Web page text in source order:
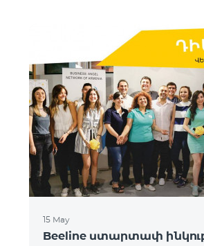
15 May
Beeline ստարտափ